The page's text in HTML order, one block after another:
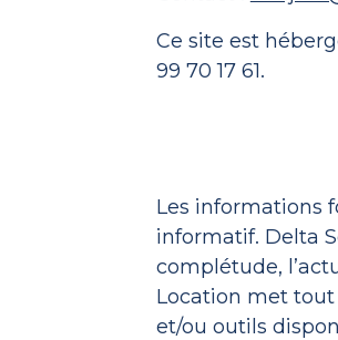
Ce site est
99 70 17 61.
Les informations
informatif. Delta
complétude,
Location met
et/ou outils